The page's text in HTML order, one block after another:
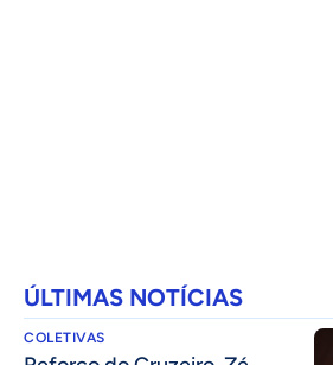
ÚLTIMAS NOTÍCIAS
COLETIVAS